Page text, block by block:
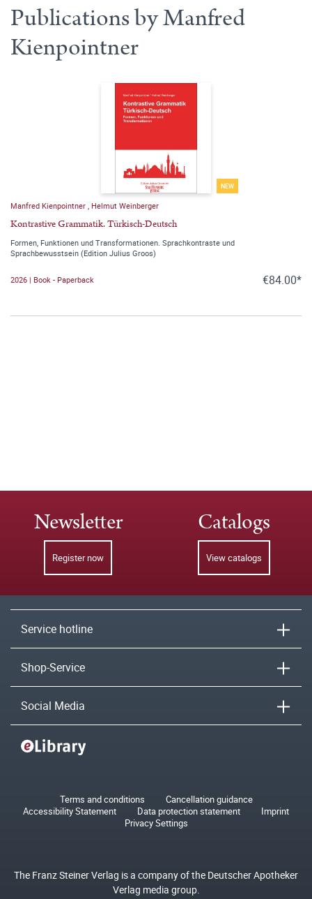
Publications by Manfred
Kienpointner
NEW
Manfred Kienpointner Helmut Weinberger
Kontrastive Grammatik. Türkisch-Deutsch
Formen, Funktionen und Transformationen. Sprachkontraste und
Sprachbewusstsein (Edition Julius Groos)
2026 | Book - Paperback €84.00*
Newsletter
Register now
Catalogs
View catalogs
Service hotline
Shop-Service
Social Media
Terms and conditions
Cancellation guidance
Accessibility Statement
Data protection statement
Imprint
Privacy Settings
The Franz Steiner Verlag is a company of the Deutscher Apotheker
Verlag media group.